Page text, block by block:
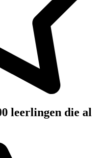
leerlingen die al